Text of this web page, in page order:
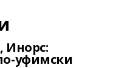
Инорс:
уфимски